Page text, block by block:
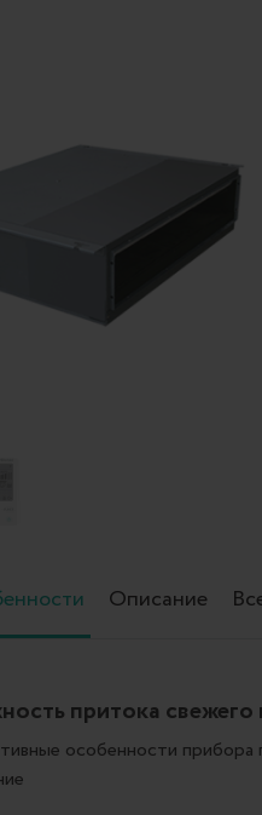
Описание
притока свежего
особенности прибора